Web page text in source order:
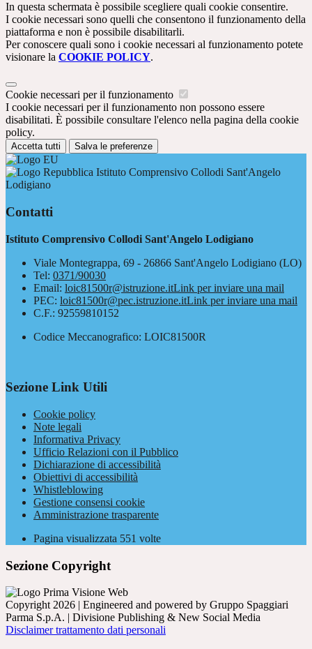
In questa schermata è possibile scegliere quali cookie consentire.
I cookie necessari sono quelli che consentono il funzionamento della
piattaforma e non è possibile disabilitarli.
Per conoscere quali sono i cookie necessari al funzionamento potete
visionare la COOKIE POLICY.
Cookie necessari per il funzionamento
I cookie necessari per il funzionamento non possono essere
disabilitati. È possibile consultare l'elenco nella pagina della cookie
policy.
Accetta tutti Salva le preferenze
Istituto Comprensivo Collodi Sant'Angelo
Lodigiano
Contatti
Istituto Comprensivo Collodi Sant'Angelo Lodigiano
Viale Montegrappa, 69 - 26866 Sant'Angelo Lodigiano (LO)
Tel: 0371/90030
Email: loic81500r@istruzione.itLink per inviare una mail
PEC: loic81500r@pec.istruzione.itLink per inviare una mail
C.F.: 92559810152
Codice Meccanografico: LOIC81500R
Sezione Link Utili
Cookie policy
Note legali
Informativa Privacy
Ufficio Relazioni con il Pubblico
Dichiarazione di accessibilità
Obiettivi di accessibilità
Whistleblowing
Gestione consensi cookie
Amministrazione trasparente
Pagina visualizzata 551 volte
Sezione Copyright
Copyright 2026 | Engineered and powered by Gruppo Spaggiari
Parma S.p.A. | Divisione Publishing & New Social Media
Disclaimer trattamento dati personali